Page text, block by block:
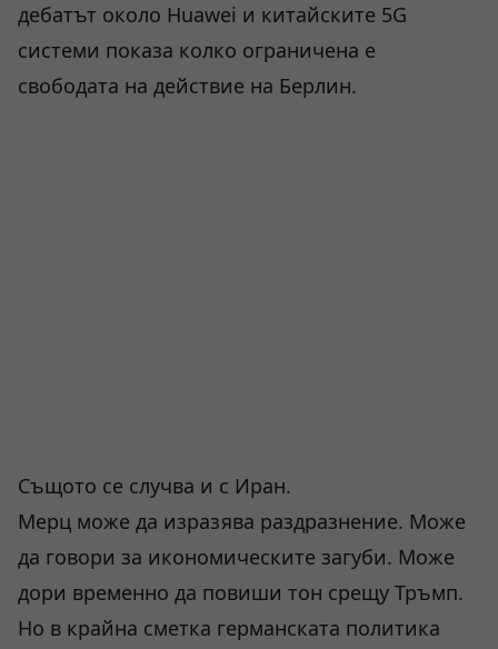
дебатът около Huawei и китайските 5G
системи показа колко ограничена е
свободата на действие на Берлин.
Същото се случва и с Иран.
Мерц може да изразява раздразнение. Може
да говори за икономическите загуби. Може
дори временно да повиши тон срещу Тръмп.
Но в крайна сметка германската политика